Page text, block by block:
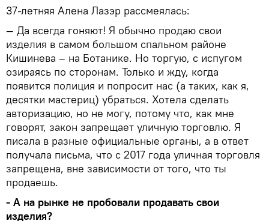
37-летняя Алена Лазэр рассмеялась:
— Да всегда гоняют! Я обычно продаю свои
изделия в самом большом спальном районе
Кишинева – на Ботанике. Но торгую, с испугом
озираясь по сторонам. Только и жду, когда
появится полиция и попросит нас (а таких, как я,
десятки мастериц) убраться. Хотела сделать
авторизацию, но не могу, потому что, как мне
говорят, закон запрещает уличную торговлю. Я
писала в разные официальные органы, а в ответ
получала письма, что с 2017 года уличная торговля
запрещена, вне зависимости от того, что ты
продаешь.
- А на рынке не пробовали продавать свои
изделия?